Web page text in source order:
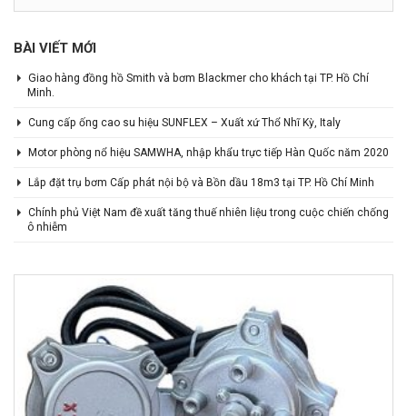
BÀI VIẾT MỚI
Giao hàng đồng hồ Smith và bơm Blackmer cho khách tại TP. Hồ Chí
Minh.
Cung cấp ống cao su hiệu SUNFLEX – Xuất xứ Thổ Nhĩ Kỳ, Italy
Motor phòng nổ hiệu SAMWHA, nhập khẩu trực tiếp Hàn Quốc năm 2020
Lắp đặt trụ bơm Cấp phát nội bộ và Bồn dầu 18m3 tại TP. Hồ Chí Minh
Chính phủ Việt Nam đề xuất tăng thuế nhiên liệu trong cuộc chiến chống
ô nhiễm